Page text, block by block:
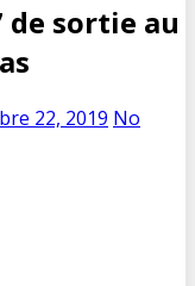
de sortie au
22, 2019 No
de participer
air au Fond